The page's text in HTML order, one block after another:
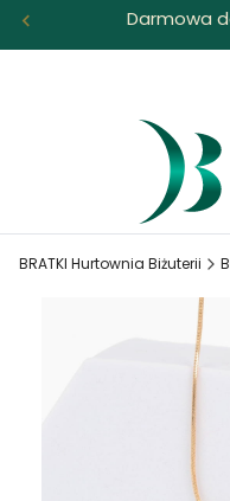
Darmowa
BRATKI Hurtownia Biżuterii